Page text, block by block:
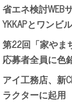
省エネ検討WEB
YKKAPとワンビ
第22回「家やま
応募者全員に色
アイ工務店、新
ラクターに起用